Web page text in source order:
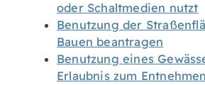
oder Schaltmedien nutzt
Benutzung der
Bauen beantragen
Benutzung eines
Erlaubnis zum